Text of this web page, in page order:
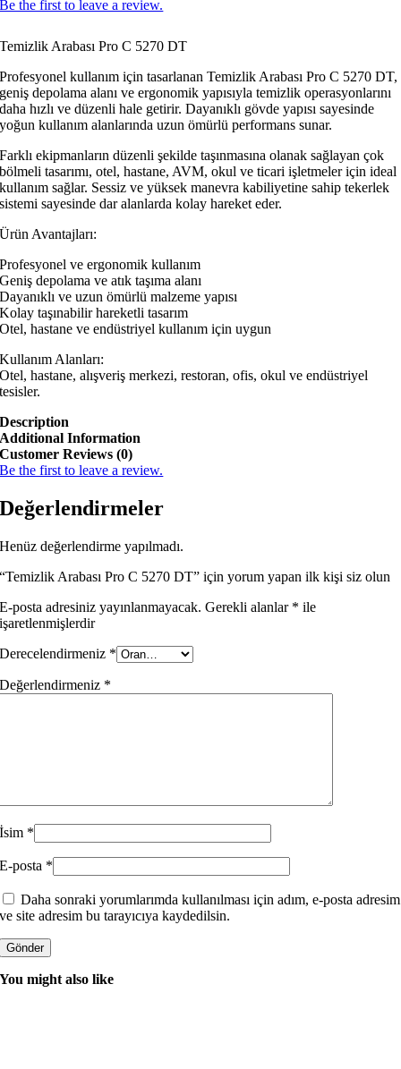
Be the first to leave a review.
Temizlik Arabası Pro C 5270 DT
Profesyonel kullanım için tasarlanan Temizlik Arabası Pro C 5270 DT,
geniş depolama alanı ve ergonomik yapısıyla temizlik operasyonlarını
daha hızlı ve düzenli hale getirir. Dayanıklı gövde yapısı sayesinde
yoğun kullanım alanlarında uzun ömürlü performans sunar.
Farklı ekipmanların düzenli şekilde taşınmasına olanak sağlayan çok
bölmeli tasarımı, otel, hastane, AVM, okul ve ticari işletmeler için ideal
kullanım sağlar. Sessiz ve yüksek manevra kabiliyetine sahip tekerlek
sistemi sayesinde dar alanlarda kolay hareket eder.
Ürün Avantajları:
Profesyonel ve ergonomik kullanım
Geniş depolama ve atık taşıma alanı
Dayanıklı ve uzun ömürlü malzeme yapısı
Kolay taşınabilir hareketli tasarım
Otel, hastane ve endüstriyel kullanım için uygun
Kullanım Alanları:
Otel, hastane, alışveriş merkezi, restoran, ofis, okul ve endüstriyel
tesisler.
Description
Additional Information
Customer Reviews (0)
Be the first to leave a review.
Değerlendirmeler
Henüz değerlendirme yapılmadı.
“Temizlik Arabası Pro C 5270 DT” için yorum yapan ilk kişi siz olun
E-posta adresiniz yayınlanmayacak. Gerekli alanlar * ile
işaretlenmişlerdir
Derecelendirmeniz *
Değerlendirmeniz *
İsim *
E-posta *
Daha sonraki yorumlarımda kullanılması için adım, e-posta adresim
ve site adresim bu tarayıcıya kaydedilsin.
You might also like